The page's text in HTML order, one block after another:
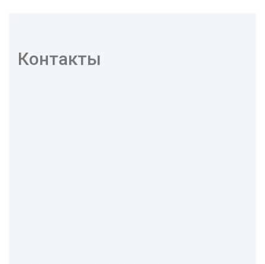
заказчик и обратился к нам. Для решения нами
Контакты